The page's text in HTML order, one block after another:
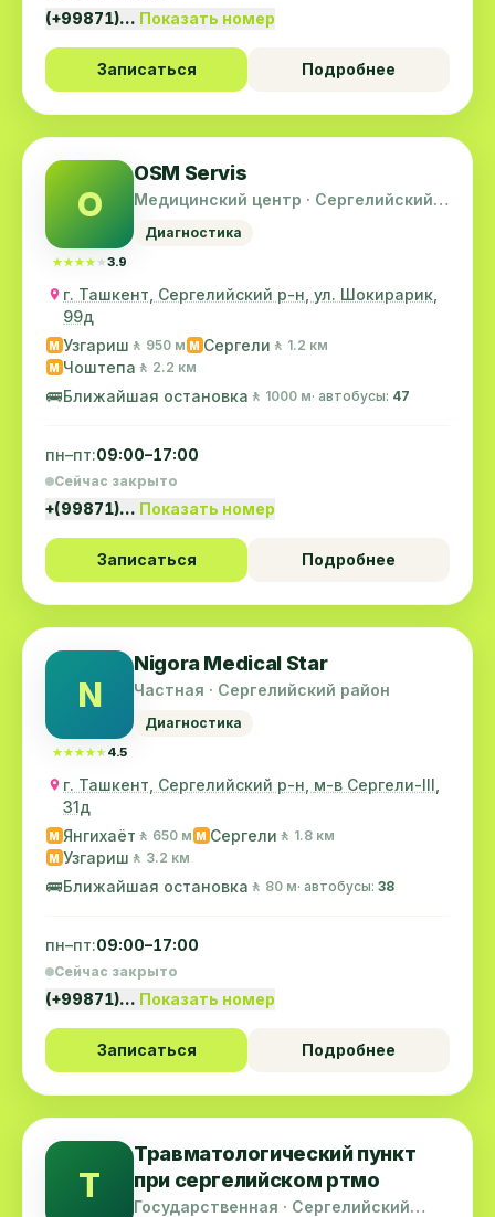
(+99871)… Показать номер
Записаться Подробнее
O
★★★★★
★★★★★3.9
OSM Servis
Медицинский центр · Сергелийский
Диагностика
г. Ташкент, Сергелийский р-н, ул. Шокирарик,
99д
M Узгариш 🚶 950 м M Сергели 🚶 1.2 км
M Чоштепа 🚶 2.2 км
🚌Ближайшая остановка 🚶 1000 м· автобусы: 47
пн–пт:09:00–17:00
Сейчас закрыто
+(99871)… Показать номер
Записаться Подробнее
N
★★★★★
★★★★★ 4.5
Nigora Medical Star
Частная · Сергелийский район
Диагностика
г. Ташкент, Сергелийский р-н, м-в Сергели-III,
31д
M Янгихаёт 🚶 650 м M Сергели 🚶 1.8 км
M Узгариш 🚶 3.2 км
🚌Ближайшая остановка 🚶 80 м· автобусы: 38
пн–пт:09:00–17:00
Сейчас закрыто
(+99871)… Показать номер
Записаться Подробнее
Т
Травматологический пункт
при сергелийском ртмо
Государственная · Сергелийский